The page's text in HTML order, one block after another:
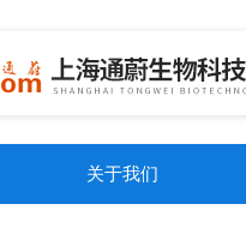
关于我们